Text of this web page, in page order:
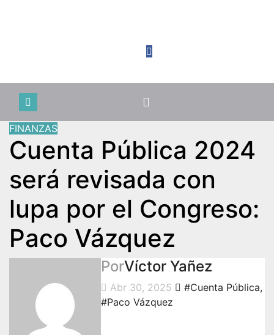
FINANZAS
Cuenta Pública 2024
será revisada con
lupa por el Congreso:
Paco Vázquez
PorVíctor Yañez
Abr 30, 2025 #Cuenta Pública,
#Paco Vázquez